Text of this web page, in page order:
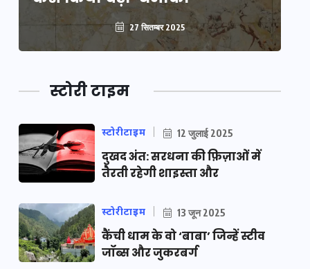
27 सितम्बर 2025
स्टोरी टाइम
स्टोरीटाइम 12 जुलाई 2025
दुखद अंत: सरधना की फ़िज़ाओं में
तैरती रहेगी शाइस्ता और
स्टोरीटाइम 13 जून 2025
कैंची धाम के वो ‘बाबा’ जिन्हें स्टीव
जॉब्स और जुकरबर्ग